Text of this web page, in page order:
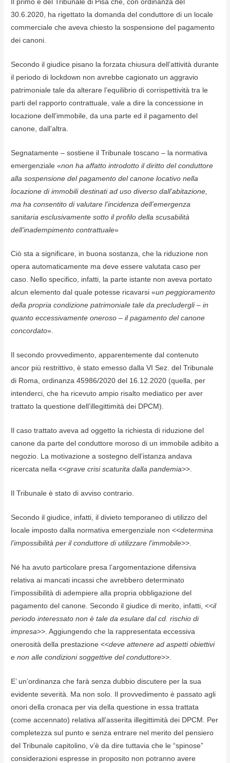
Il primo è del Tribunale di Pisa che, con ordinanza del
30.6.2020, ha rigettato la domanda del conduttore di un locale
commerciale che aveva chiesto la sospensione del pagamento
dei canoni.
Secondo il giudice pisano la forzata chiusura dell’attività durante
il periodo di lockdown non avrebbe cagionato un aggravio
patrimoniale tale da alterare l’equilibrio di corrispettività tra le
parti del rapporto contrattuale, vale a dire la concessione in
locazione dell’immobile, da una parte ed il pagamento del
canone, dall’altra.
Segnatamente – sostiene il Tribunale toscano – la normativa
emergenziale «non ha affatto introdotto il diritto del conduttore
alla sospensione del pagamento del canone locativo nella
locazione di immobili destinati ad uso diverso dall’abitazione,
ma ha consentito di valutare l’incidenza dell’emergenza
sanitaria esclusivamente sotto il profilo della scusabilità
dell’inadempimento contrattuale»
Ciò sta a significare, in buona sostanza, che la riduzione non
opera automaticamente ma deve essere valutata caso per
caso. Nello specifico, infatti, la parte istante non aveva portato
alcun elemento dal quale potesse ricavarsi «un peggioramento
della propria condizione patrimoniale tale da precludergli – in
quanto eccessivamente oneroso – il pagamento del canone
concordato».
Il secondo provvedimento, apparentemente dal contenuto
ancor più restrittivo, è stato emesso dalla VI Sez. del Tribunale
di Roma, ordinanza 45986/2020 del 16.12.2020 (quella, per
intenderci, che ha ricevuto ampio risalto mediatico per aver
trattato la questione dell’illegittimità dei DPCM).
Il caso trattato aveva ad oggetto la richiesta di riduzione del
canone da parte del conduttore moroso di un immobile adibito a
negozio. La motivazione a sostegno dell’istanza andava
ricercata nella <<grave crisi scaturita dalla pandemia>>.
Il Tribunale è stato di avviso contrario.
Secondo il giudice, infatti, il divieto temporaneo di utilizzo del
locale imposto dalla normativa emergenziale non <<determina
l’impossibilità per il conduttore di utilizzare l’immobile>>.
Né ha avuto particolare presa l’argomentazione difensiva
relativa ai mancati incassi che avrebbero determinato
l’impossibilità di adempiere alla propria obbligazione del
pagamento del canone. Secondo il giudice di merito, infatti, <<il
periodo interessato non è tale da esulare dal cd. rischio di
impresa>>. Aggiungendo che la rappresentata eccessiva
onerosità della prestazione <<deve attenere ad aspetti obiettivi
e non alle condizioni soggettive del conduttore>>.
E’ un’ordinanza che farà senza dubbio discutere per la sua
evidente severità. Ma non solo. Il provvedimento è passato agli
onori della cronaca per via della questione in essa trattata
(come accennato) relativa all’asserita illegittimità dei DPCM. Per
completezza sul punto e senza entrare nel merito del pensiero
del Tribunale capitolino, v’è da dire tuttavia che le “spinose”
considerazioni espresse in proposito non potranno avere